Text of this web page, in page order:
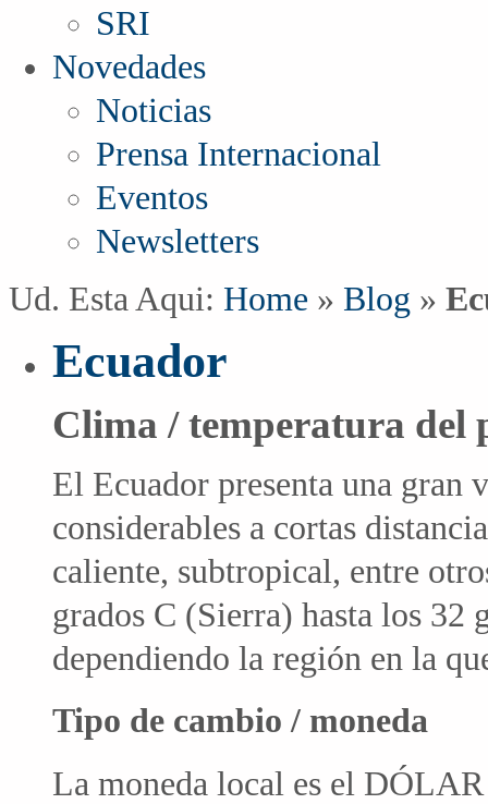
SRI
Novedades
Noticias
Prensa Internacional
Eventos
Newsletters
Ud. Esta Aqui: Home » Blog »
Ecuador
Clima / temperatura del
El Ecuador presenta una gran
considerables a cortas
caliente, subtropical, entre
grados C (Sierra) hasta los 32
dependiendo la región en la
Tipo de cambio / moneda
La moneda local es el